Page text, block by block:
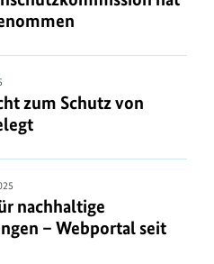
zum Schutz von
nachhaltige
– Webportal seit